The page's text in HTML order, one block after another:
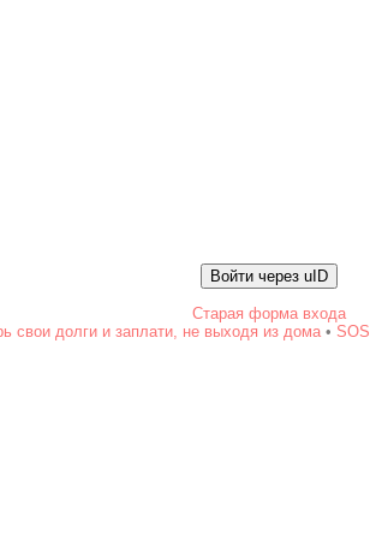
Войти через uID
Старая форма входа
свои долги и заплати, не выходя из дома• SOS